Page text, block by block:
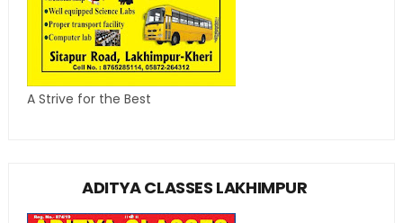
A Strive for the Best
ADITYA CLASSES LAKHIMPUR